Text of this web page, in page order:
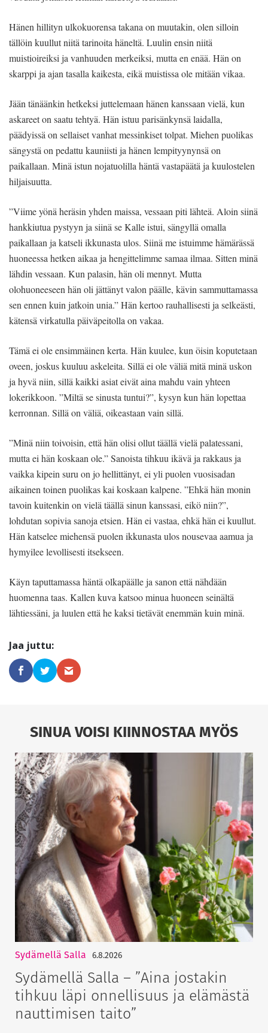
Hänen hillityn ulkokuorensa takana on muutakin, olen silloin
tällöin kuullut niitä tarinoita häneltä. Luulin ensin niitä
muistioireiksi ja vanhuuden merkeiksi, mutta en enää. Hän on
skarppi ja ajan tasalla kaikesta, eikä muistissa ole mitään vikaa.
Jään tänäänkin hetkeksi juttelemaan hänen kanssaan vielä, kun
askareet on saatu tehtyä. Hän istuu parisänkynsä laidalla,
päädyissä on sellaiset vanhat messinkiset tolpat. Miehen puolikas
sängystä on pedattu kauniisti ja hänen lempityynynsä on
paikallaan. Minä istun nojatuolilla häntä vastapäätä ja kuulostelen
hiljaisuutta.
”Viime yönä heräsin yhden maissa, vessaan piti lähteä. Aloin siinä
hankkiutua pystyyn ja siinä se Kalle istui, sängyllä omalla
paikallaan ja katseli ikkunasta ulos. Siinä me istuimme hämärässä
huoneessa hetken aikaa ja hengittelimme samaa ilmaa. Sitten minä
lähdin vessaan. Kun palasin, hän oli mennyt. Mutta
olohuoneeseen hän oli jättänyt valon päälle, kävin sammuttamassa
sen ennen kuin jatkoin unia.” Hän kertoo rauhallisesti ja selkeästi,
kätensä virkatulla päiväpeitolla on vakaa.
Tämä ei ole ensimmäinen kerta. Hän kuulee, kun öisin koputetaan
oveen, joskus kuuluu askeleita. Sillä ei ole väliä mitä minä uskon
ja hyvä niin, sillä kaikki asiat eivät aina mahdu vain yhteen
lokerikkoon. ”Miltä se sinusta tuntui?”, kysyn kun hän lopettaa
kerronnan. Sillä on väliä, oikeastaan vain sillä.
”Minä niin toivoisin, että hän olisi ollut täällä vielä palatessani,
mutta ei hän koskaan ole.” Sanoista tihkuu ikävä ja rakkaus ja
vaikka kipein suru on jo hellittänyt, ei yli puolen vuosisadan
aikainen toinen puolikas kai koskaan kalpene. ”Ehkä hän monin
tavoin kuitenkin on vielä täällä sinun kanssasi, eikö niin?”,
lohdutan sopivia sanoja etsien. Hän ei vastaa, ehkä hän ei kuullut.
Hän katselee miehensä puolen ikkunasta ulos nousevaa aamua ja
hymyilee levollisesti itsekseen.
Käyn taputtamassa häntä olkapäälle ja sanon että nähdään
huomenna taas. Kallen kuva katsoo minua huoneen seinältä
lähtiessäni, ja luulen että he kaksi tietävät enemmän kuin minä.
SINUA VOISI KIINNOSTAA MYÖS
Sydämellä Salla 6.8.2026
Sydämellä Salla – ”Aina jostakin
tihkuu läpi onnellisuus ja elämästä
nauttimisen taito”